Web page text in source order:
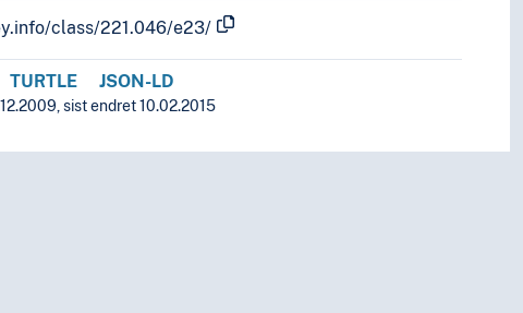
tid
class/221.046/e23/
TURTLE JSON-LD
sist endret 10.02.2015